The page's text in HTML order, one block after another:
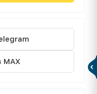
MAX